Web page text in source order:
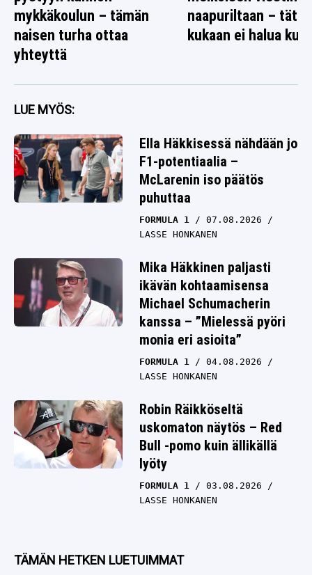
mykkäkoulun – tämän
naisen turha ottaa
yhteyttä
naapuriltaan – tätä
kukaan ei halua
LUE MYÖS:
Ella Häkkisessä nähdään jo
F1-potentiaalia –
McLarenin iso päätös
puhuttaa
FORMULA 1
07.08.2026
LASSE HONKANEN
Mika Häkkinen paljasti
ikävän kohtaamisensa
Michael Schumacherin
kanssa – ”Mielessä pyöri
monia eri asioita”
FORMULA 1
04.08.2026
LASSE HONKANEN
Robin Räikköseltä
uskomaton näytös – Red
Bull -pomo kuin ällikällä
lyöty
FORMULA 1
03.08.2026
LASSE HONKANEN
TÄMÄN HETKEN LUETUIMMAT